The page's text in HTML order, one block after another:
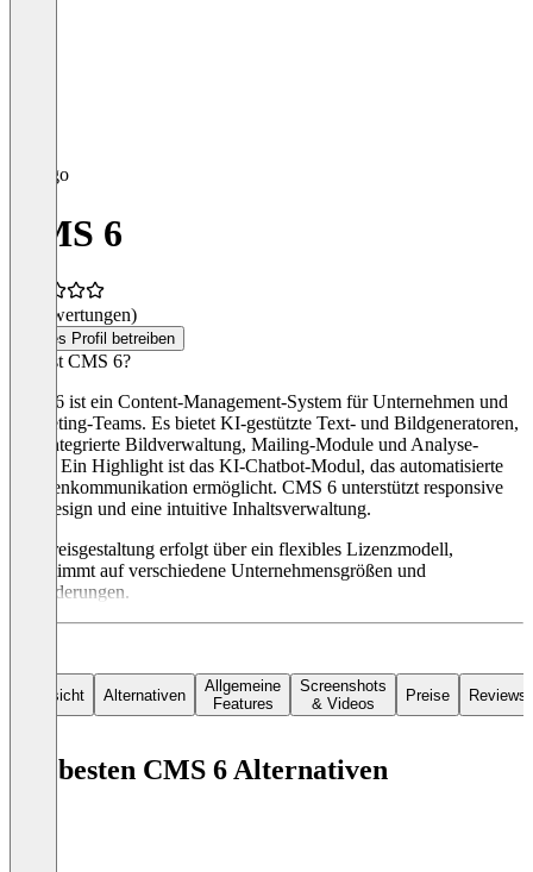
CMS 6
(0 Bewertungen)
Dieses Profil betreiben
Was ist CMS 6?
CMS 6 ist ein Content-Management-System für Unternehmen und
Marketing-Teams. Es bietet KI-gestützte Text- und Bildgeneratoren,
eine integrierte Bildverwaltung, Mailing-Module und Analyse-
Tools. Ein Highlight ist das KI-Chatbot-Modul, das automatisierte
Kundenkommunikation ermöglicht. CMS 6 unterstützt responsive
Webdesign und eine intuitive Inhaltsverwaltung.
Die Preisgestaltung erfolgt über ein flexibles Lizenzmodell,
abgestimmt auf verschiedene Unternehmensgrößen und
Anforderungen.
Übersicht Alternativen
Allgemeine
Features
Screenshots
& Videos
Preise Reviews
Die besten CMS 6 Alternativen